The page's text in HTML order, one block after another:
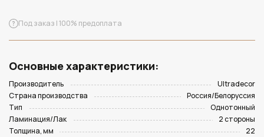
Под заказ | 100% предоплата
Основные характеристики:
Производитель
Ultradecor
Страна производства
Россия/Белоруссия
Тип
Однотонный
Ламинация/Лак
2 стороны
Толщина, мм
22